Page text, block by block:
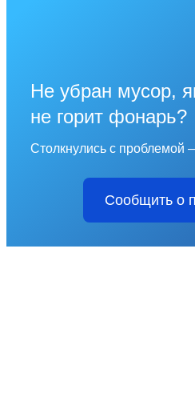
Не убран мусор,
не горит фонарь?
Столкнулись с проблемой
Сообщить о